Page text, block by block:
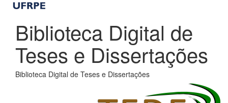
Biblioteca Digital de
Teses e Dissertações
Biblioteca Digital de Teses e Dissertações